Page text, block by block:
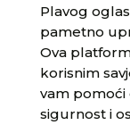
Plavog
pametno
Ova
korisnim
vam pomoći
sigurnost i